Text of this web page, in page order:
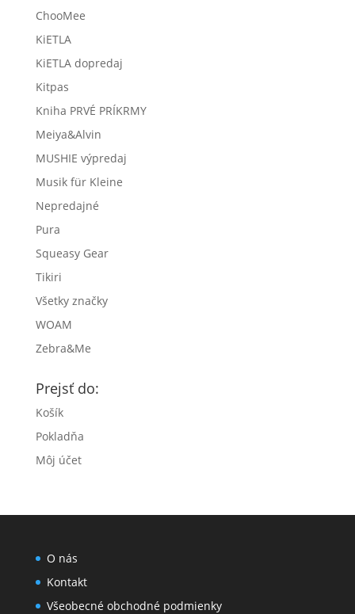
ChooMee
KiETLA
KiETLA dopredaj
Kitpas
Kniha PRVÉ PRÍKRMY
Meiya&Alvin
MUSHIE výpredaj
Musik für Kleine
Nepredajné
Pura
Squeasy Gear
Tikiri
Všetky značky
WOAM
Zebra&Me
Prejsť do:
Košík
Pokladňa
Môj účet
O nás
Kontakt
Všeobecné obchodné podmienky